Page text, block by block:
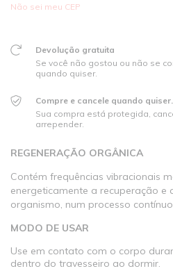
Não sei meu CEP
Devolução gratuita
Se você não gostou ou não se
quando quiser.
Compre e cancele quando quiser.
Sua compra está protegida,
arrepender.
REGENERAÇÃO ORGÂNICA
Contém frequências vibracionais
energeticamente a recuperação
organismo, num processo
MODO DE USAR
Use em contato com o corpo
dentro do travesseiro ao dormir.